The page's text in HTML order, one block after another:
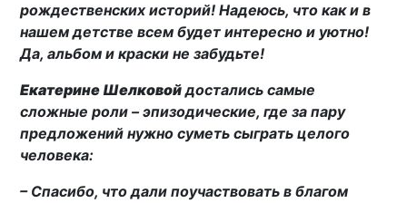
рождественских историй! Надеюсь, что как и в
нашем детстве всем будет интересно и уютно!
Да, альбом и краски не забудьте!
Екатерине Шелковойдостались самые
сложные роли – эпизодические, где за пару
предложений нужно суметь сыграть целого
человека:
– Спасибо, что дали поучаствовать в благом